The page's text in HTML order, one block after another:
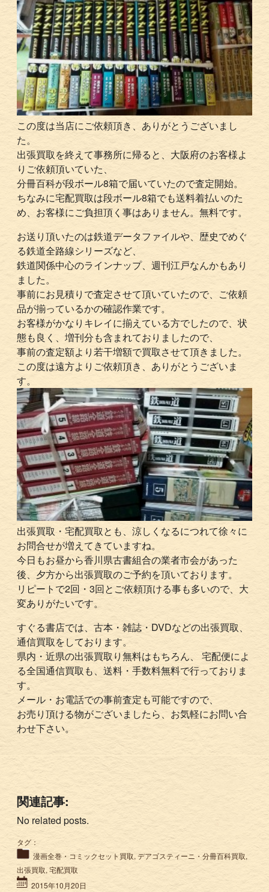
この度は当店にご依頼頂き、ありがとうございまし
た。
出張買取を終えて事務所に帰ると、大阪府のお客様よ
りご依頼頂いていた、
分冊百科が段ボール8箱で届いていたので査定開始。
ちなみに宅配買取は段ボール8箱でも送料着払いのた
め、お客様にご負担頂く事はありません。無料です。
お送り頂いたのは鉄道データファイルや、歴史でめぐ
る鉄道全路線シリーズなど、
鉄道関係中心のラインナップ、週刊江戸なんかもあり
ました。
事前にお見積りで査定させて頂いていたので、ご依頼
品が揃っているかの確認作業です。
お客様がかなりキレイに揃えている方でしたので、状
態も良く、増刊分も含まれておりましたので、
事前の査定額より若干増額で買取させて頂きました。
この度は遠方よりご依頼頂き、ありがとうございま
す。
出張買取・宅配買取とも、涼しくなるにつれて徐々に
お問合せが増えてきていますね。
今日もお昼から香川県古書組合の業者市会があった
後、夕方から出張買取のご予約を頂いております。
リピートで2回・3回とご依頼頂ける事も多いので、大
変ありがたいです。
すぐる書店では、古本・雑誌・DVDなどの出張買取、
通信買取をしております。
県内・近県の出張買取り無料はもちろん、 宅配便によ
る全国通信買取も、送料・手数料無料で行っておりま
す。
メール・お電話での事前査定も可能ですので、
お売り頂ける物がございましたら、お気軽にお問い合
わせ下さい。
関連記事:
No related posts.
タグ：
漫画全巻・コミックセット買取,デアゴスティーニ・分冊百科買取,
出張買取,宅配買取
2015年10月20日